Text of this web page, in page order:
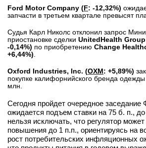
вконтакте
телеграм
Вход
Ford Motor Company (F: -12,32%)
запчасти в третьем квартале превысят
Судья Карл Николс отклонил запрос
приостановке сделки UnitedHealth
-0,14%) по приобретению Change
+6,44%)
Oxford Industries, Inc. (OXM: +5,89%)
покупке калифорнийского бренда
млн.
Сегодня пройдет очередное
ожидается подъем ставки на 75 б. п.,
нельзя исключать, что регулятор
повышения до 1 п.п., ориентируясь на
рост потребительских инфляционных